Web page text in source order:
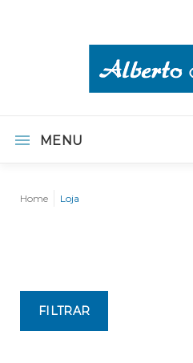
MENU
Home Loja
FILTRAR